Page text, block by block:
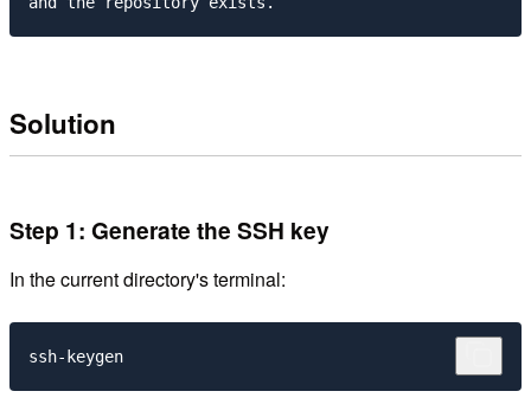
Solution
Step 1: Generate the SSH key
In the current directory's terminal: